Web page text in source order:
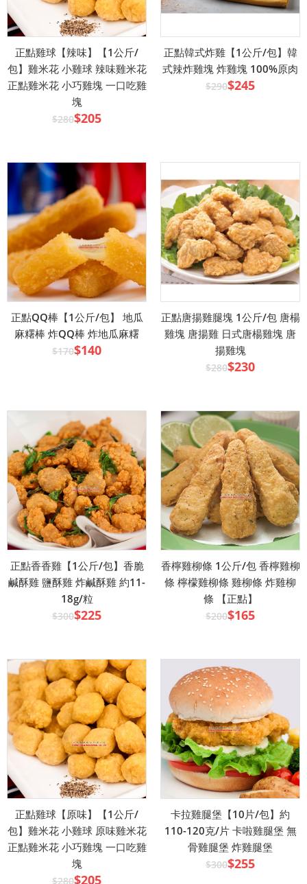
正點雞球【辣味】【1公斤/
包】雞米花 小雞球 辣味雞米花
正點雞米花 小巧雞塊 一口吃雞
塊
$280$205
正點韓式炸雞【1公斤/包】韓
式辣炸雞塊 炸雞塊 100%原肉
$290$245
正點QQ棒【1公斤/包】 地瓜
麻糬棒 炸QQ棒 炸地瓜麻糬
$170$140
正點唐揚雞腿塊 1公斤/包 唐楊
雞塊 唐揚雞 日式唐楊雞塊 唐
揚雞塊
$280$230
正點香香雞【1公斤/包】香脆
鹹酥雞 鹽酥雞 炸鹹酥雞 約11-
18g/粒
$300$225
香檸雞柳條 1公斤/包 香檸雞柳
條 檸檬雞柳條 雞柳條 炸雞柳
條 【正點】
$200$165
正點雞球【原味】【1公斤/
包】雞米花 小雞球 原味雞米花
正點雞米花 小巧雞塊 一口吃雞
塊
$280$205
卡拉雞腿堡【10片/包】約
110-120克/片 卡啦雞腿堡 無
骨雞腿堡 炸雞腿堡
$300$255